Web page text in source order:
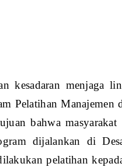
kesadaran menjaga
Pelatihan Manajemen
bahwa
dijalankan di
pelatihan